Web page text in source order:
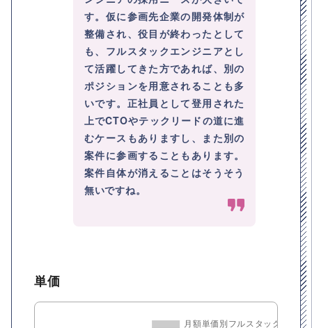
す。仮に参画先企業の開発体制が
整備され、役目が終わったとして
も、フルスタックエンジニアとし
て活躍してきた方であれば、別の
ポジションを用意されることも多
いです。正社員として登用された
上でCTOやテックリードの道に進
むケースもありますし、また別の
案件に参画することもあります。
案件自体が消えることはそうそう
無いですね。
単価